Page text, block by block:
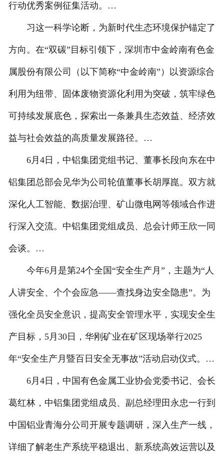
行动优秀案例征集活动。…
习这一科学论断，为新时代生态环境保护锚定了
方向。在“双碳”目标引领下，深圳市中金岭南有色金
属股份有限公司（以下简称“中金岭南”）以资源综合
利用为纽带、固体废物资源化利用为突破，筑牢绿色
可持续发展底色，探索出一条兼具生态效益、经济效
益与社会效益的高质量发展路径。…
6月4日，中铝集团党组书记、董事长段向东在中
铝集团总部会见华为公司轮值董事长胡厚崑。双方就
深化人工智能、数据治理、矿山微电网等领域合作进
行深入交流。中铝集团党组成员、总会计师王欣一同
会谈。…
今年6月是第24个全国“安全生产月”，主题为“人
人讲安全、个个会应急——查找身边安全隐患”。为
强化全员安全意识，提高安全管理水平，实现安全生
产目标，5月30日，华刚矿业在矿区现场举行2025
年“安全生产月暨百日安全无事故”活动启动仪式。…
6月4日，中国有色金属工业协会党委书记、会长
葛红林，中铝集团党组成员、副总经理田永忠一行到
中国铝业青海分公司开展专题调研，深入生产一线，
详细了解老生产系统平稳退出、新系统高效运营以及